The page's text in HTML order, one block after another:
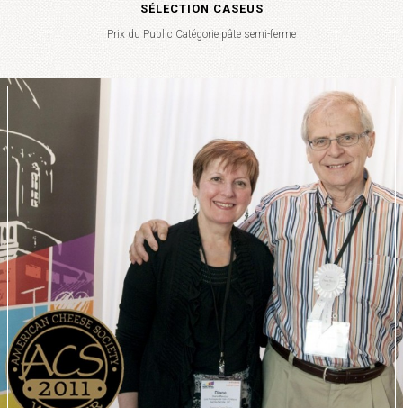
SÉLECTION CASEUS
Prix du Public Catégorie pâte semi-ferme